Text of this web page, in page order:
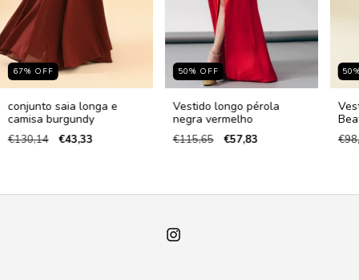
67% OFF
conjunto saia longa e
camisa burgundy
€130,14 €43,33
50% OFF
Vestido longo pérola
negra vermelho
€115,65 €57,83
50